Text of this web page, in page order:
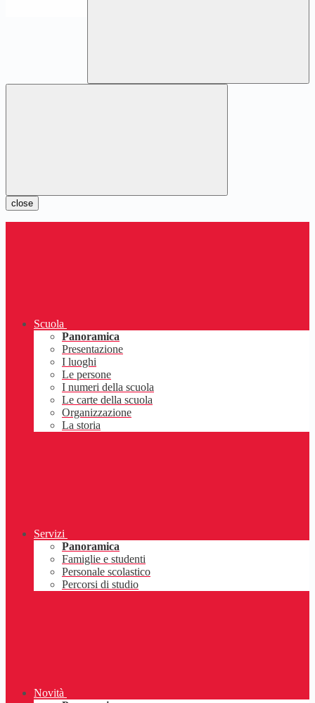
close
Scuola
Panoramica
Presentazione
I luoghi
Le persone
I numeri della scuola
Le carte della scuola
Organizzazione
La storia
Servizi
Panoramica
Famiglie e studenti
Personale scolastico
Percorsi di studio
Novità